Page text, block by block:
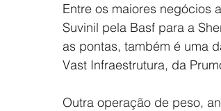
Entre os maiores negócios
Suvinil pela Basf para a
as pontas, também é uma
Vast Infraestrutura, da
Outra operação de peso,